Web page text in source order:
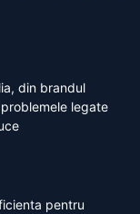
din brandul
problemele legate
pentru